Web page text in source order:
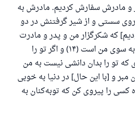
و مادرش سفارش کردیم. مادرش به
روی سستی و از شیر گرفتنش در دو
که شکرگزار من و پدر و مادرت
باش که بازگشت [همه] به سوی من است (۱۴) و اگر تو را
که تو را بدان دانشی نیست به من
مبر و [با این حال] در دنیا به خوبی
کسی را پیروی کن که توبه‌کنان به